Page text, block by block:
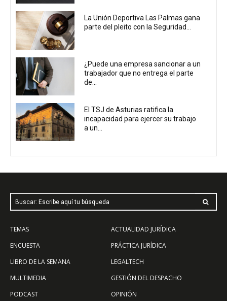
La Unión Deportiva Las Palmas gana
parte del pleito con la Seguridad...
¿Puede una empresa sancionar a un
trabajador que no entrega el parte
de...
El TSJ de Asturias ratifica la
incapacidad para ejercer su trabajo
a un...
Buscar: Escribe aquí tu búsqueda
TEMAS
ENCUESTA
LIBRO DE LA SEMANA
MULTIMEDIA
PODCAST
ACTUALIDAD JURÍDICA
PRÁCTICA JURÍDICA
LEGALTECH
GESTIÓN DEL DESPACHO
OPINIÓN